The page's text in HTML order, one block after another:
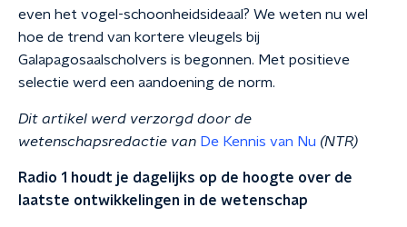
even het vogel-schoonheidsideaal? We weten nu wel
hoe de trend van kortere vleugels bij
Galapagosaalscholvers is begonnen. Met positieve
selectie werd een aandoening de norm.
Dit artikel werd verzorgd door de
wetenschapsredactie van De Kennis van Nu (NTR)
Radio 1 houdt je dagelijks op de hoogte over de
laatste ontwikkelingen in de wetenschap